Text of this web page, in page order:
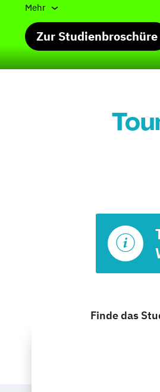
Mehr
Zur Studienbroschüre
Finde das